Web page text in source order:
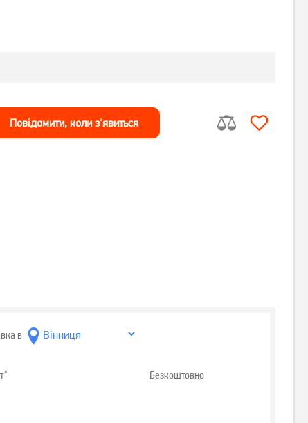
Повiдомити, коли з'явиться
в
Безкоштовно